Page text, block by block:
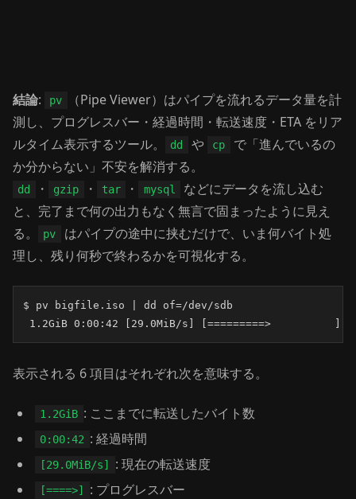
結論: pv
（Pipe Viewer）はパイプを流れるデータ量を計
測し、プログレスバー・経過時間・転送速度・ETA をリア
ルタイム表示するツール。
dd や cp
で「進んでいるの
か分からない」不安を解消する。
dd ・ gzip ・ tar ・ mysql
などにデータを流し込む
と、完了まで何の出力もなく無言で固まったように見え
る。
pv
はパイプの途中に挟むだけで、いま何バイト処
理し、残り何秒で終わるかを可視化する。
$ pv bigfile.iso | dd of=/dev/sdb
1.2GiB 0:00:42 [29.0MiB/s] [=========>          ]
表示される 6 項目はそれぞれ次を意味する。
1.2GiB : ここまでに転送したバイト数
0:00:42 : 経過時間
[29.0MiB/s] : 現在の転送速度
[====>] : プログレスバー